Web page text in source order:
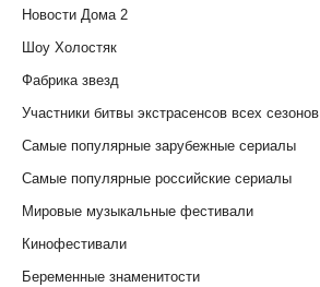
Новости Дома 2
Шоу Холостяк
Фабрика звезд
Участники битвы экстрасенсов всех сезонов
Самые популярные зарубежные сериалы
Самые популярные российские сериалы
Мировые музыкальные фестивали
Кинофестивали
Беременные знаменитости